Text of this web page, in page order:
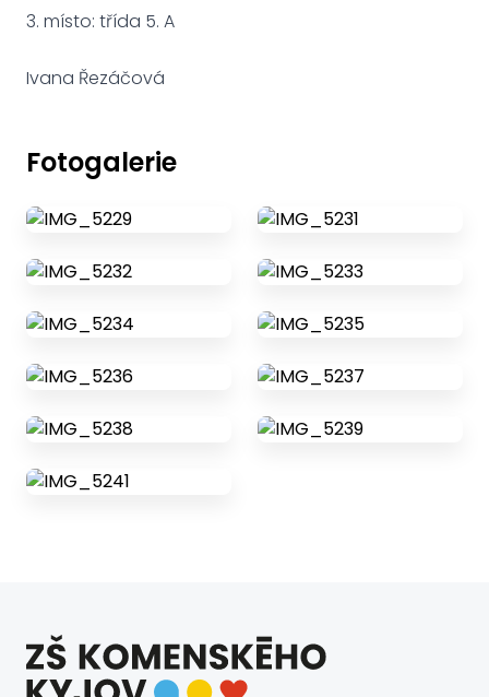
3. místo: třída 5. A
Ivana Řezáčová
Fotogalerie